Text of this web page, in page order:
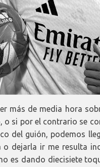
más de media hora
o si por el contrario se
del guión, podemos
o dejarla ir me resulta
es dando diecisiete